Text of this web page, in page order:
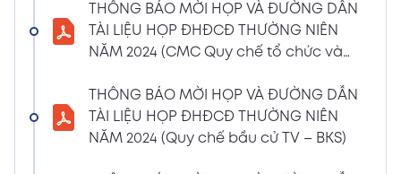
qua việc chốt ngày đăng ký cuối cùng để
thực hiện quyền nhận lãi Trái Phiếu
NGHỊ QUYẾT SỐ 01/2024/NQ-HĐQT VỀ VIỆC
GÓP VỐN THÀNH LẬP CÔNG TY TNHH ĐẦU
THÔNG BÁO MỜI HỌP VÀ ĐƯỜNG DẪN
TÀI LIỆU HỌP ĐHĐCĐ THƯỜNG NIÊN
NĂM 2024 (CMC Quy chế tổ chức và
THÔNG BÁO MỜI HỌP VÀ ĐƯỜNG DẪN
TÀI LIỆU HỌP ĐHĐCĐ THƯỜNG NIÊN
NĂM 2024 (Quy chế bầu cử TV – BKS)